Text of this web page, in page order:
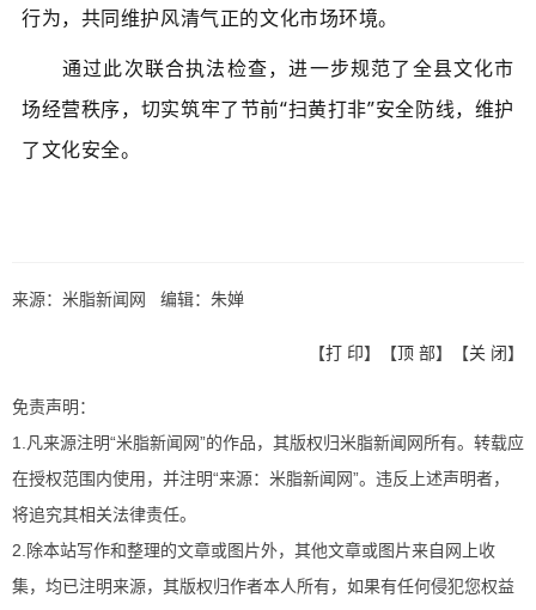
行为，共同维护风清气正的文化市场环境。
通过此次联合执法检查，进一步规范了全县文化市
场经营秩序，切实筑牢了节前“扫黄打非”安全防线，维护
了文化安全。
来源：米脂新闻网 编辑：朱婵
【打 印】【顶 部】【关 闭】
免责声明：
1.凡来源注明“米脂新闻网”的作品，其版权归米脂新闻网所有。转载应
在授权范围内使用，并注明“来源：米脂新闻网”。违反上述声明者，
将追究其相关法律责任。
2.除本站写作和整理的文章或图片外，其他文章或图片来自网上收
集，均已注明来源，其版权归作者本人所有，如果有任何侵犯您权益